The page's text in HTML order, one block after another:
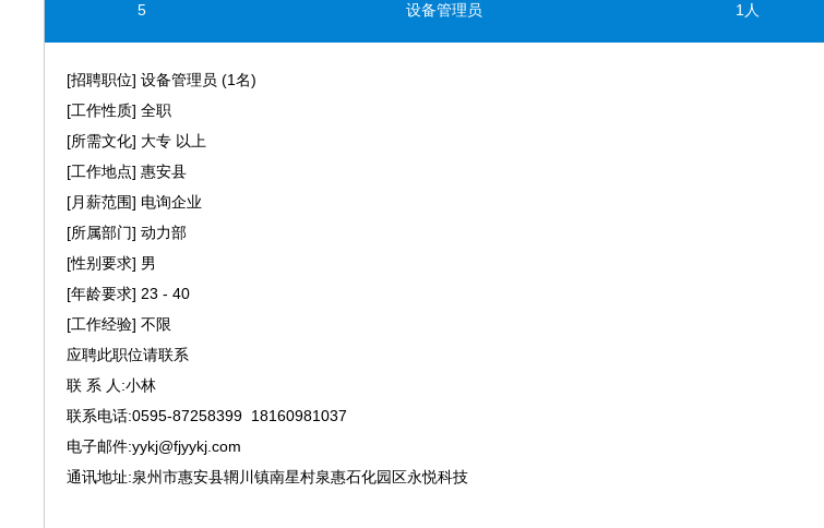
5 设备管理员 1人
[招聘职位] 设备管理员 (1名)
[工作性质] 全职
[所需文化] 大专 以上
[工作地点] 惠安县
[月薪范围] 电询企业
[所属部门] 动力部
[性别要求] 男
[年龄要求] 23 - 40
[工作经验] 不限
应聘此职位请联系
联 系 人:小林
联系电话:0595-87258399 18160981037
电子邮件:yykj@fjyykj.com
通讯地址:泉州市惠安县辋川镇南星村泉惠石化园区永悦科技